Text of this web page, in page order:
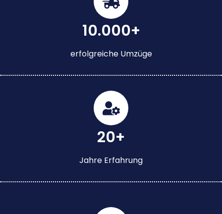
10.000+
erfolgreiche Umzüge
20+
Jahre Erfahrung